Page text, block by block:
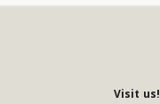
Visit us!